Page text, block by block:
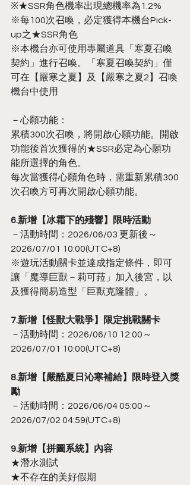
※★SSR角色機率出現總機率為1.2%
※每100次召喚，必定獲得本機台Pick-
up之★SSR角色
※本機台亦可使用專屬道具「寒夏召喚
契約」進行召喚。「寒夏召喚契約」僅
可在【嚴寒之夏】及【嚴寒之夏2】召喚
機台中使用
－心願功能：
累積300次召喚，將開啟心願功能。開啟
功能後首次獲得的★SSR必定為心願功
能所選擇的角色。
每次當獲得心願角色時，需重新累積300
次召喚方可再次開啟心願功能。
6.新增【冰霜下的殘響】限時活動
－活動時間：2026/06/03 更新後～
2026/07/01 10:00(UTC+8)
※遊玩活動關卡並達成指定條件，即可
讓「魔導巨獸－莉可菈」加入後宮，以
及獲得簡易造型「巨獸克隆體」。
7.新增【怪獸大戰爭】限定挑戰關卡
－活動時間：2026/06/10 12:00～
2026/07/01 10:00(UTC+8)
8.新增【嚴酷夏日沁寒補給】限時登入獎
勵
－活動時間：2026/06/04 05:00～
2026/07/02 04:59(UTC+8)
9.新增【拼圖系統】內容
★潛水測試
★不存在的美好假期